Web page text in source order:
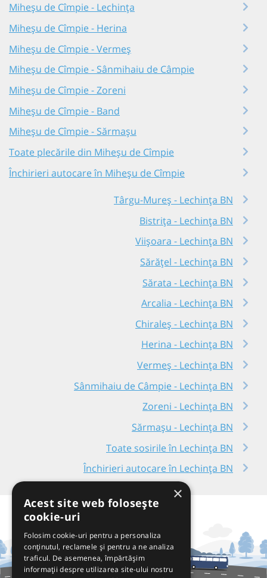
Miheșu de Cîmpie - Lechința
Miheșu de Cîmpie - Herina
Miheșu de Cîmpie - Vermeș
Miheșu de Cîmpie - Sânmihaiu de Câmpie
Miheșu de Cîmpie - Zoreni
Miheșu de Cîmpie - Band
Miheșu de Cîmpie - Sărmașu
Toate plecările din Miheșu de Cîmpie
Închirieri autocare în Miheșu de Cîmpie
Târgu-Mureș - Lechința BN
Bistrița - Lechința BN
Viișoara - Lechința BN
Sărățel - Lechința BN
Sărata - Lechința BN
Arcalia - Lechința BN
Chiraleș - Lechința BN
Herina - Lechința BN
Vermeș - Lechința BN
Sânmihaiu de Câmpie - Lechința BN
Zoreni - Lechința BN
Sărmașu - Lechința BN
Toate sosirile în Lechința BN
Închirieri autocare în Lechința BN
×
Acest site web folosește
cookie-uri
Folosim cookie-uri pentru a personaliza
conținutul, reclamele și pentru a ne analiza
traficul. De asemenea, împărtășim
informații despre utilizarea site-ului nostru